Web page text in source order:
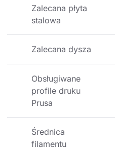
Zalecana płyta
stalowa
Zalecana dysza
Obsługiwane
profile druku
Prusa
Średnica
filamentu